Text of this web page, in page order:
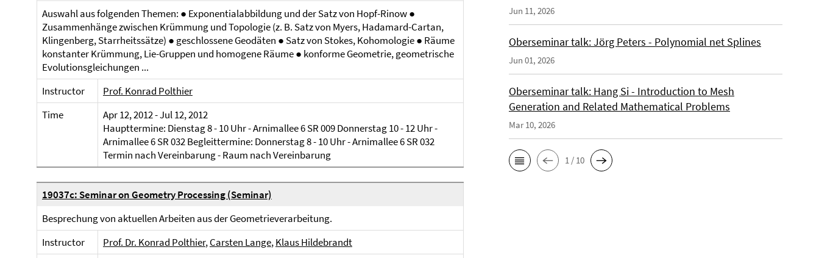
Auswahl aus folgenden Themen: ● Exponentialabbildung und der Satz von Hopf-Rinow ●
Zusammenhänge zwischen Krümmung und Topologie (z. B. Satz von Myers, Hadamard-Cartan,
Klingenberg, Starrheitssätze) ● geschlossene Geodäten ● Satz von Stokes, Kohomologie ● Räume
konstanter Krümmung, Lie-Gruppen und homogene Räume ● konforme Geometrie, geometrische
Evolutionsgleichungen ...
Instructor
Prof. Konrad Polthier
Time
Apr 12, 2012 - Jul 12, 2012
Haupttermine: Dienstag 8 - 10 Uhr - Arnimallee 6 SR 009 Donnerstag 10 - 12 Uhr -
Arnimallee 6 SR 032 Begleittermine: Donnerstag 8 - 10 Uhr - Arnimallee 6 SR 032
Termin nach Vereinbarung - Raum nach Vereinbarung
19037c: Seminar on Geometry Processing (Seminar)
Besprechung von aktuellen Arbeiten aus der Geometrieverarbeitung.
Instructor
Prof. Dr. Konrad Polthier,Carsten Lange,Klaus Hildebrandt
Jun 11, 2026
Oberseminar talk: Jörg Peters - Polynomial net Splines
Jun 01, 2026
Oberseminar talk: Hang Si - Introduction to Mesh
Generation and Related Mathematical Problems
Mar 10, 2026
1 / 10